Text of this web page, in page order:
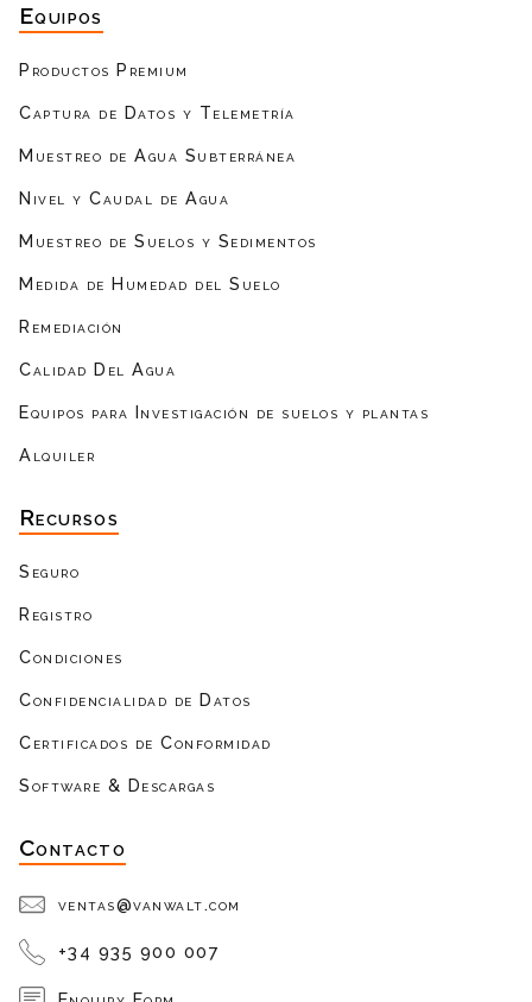
Equipos
Productos Premium
Captura de Datos y Telemetría
Muestreo de Agua Subterránea
Nivel y Caudal de Agua
Muestreo de Suelos y Sedimentos
Medida de Humedad del Suelo
Remediación
Calidad Del Agua
Equipos para Investigación de suelos y plantas
Alquiler
Recursos
Seguro
Registro
Condiciones
Confidencialidad de Datos
Certificados de Conformidad
Software & Descargas
Contacto
ventas@vanwalt.com
+34 935 900 007